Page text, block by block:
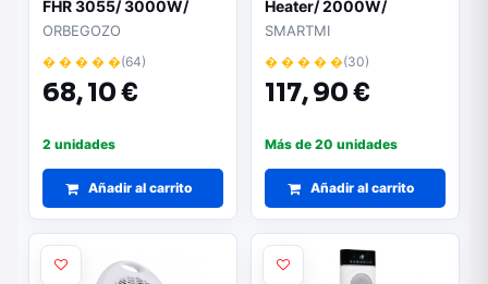
FHR 3055/ 3000W/
Temperatura Regulable
ORBEGOZO
� � � � �(64)
68,10 €
2 unidades
Añadir al carrito
Heater/ 2000W/
Control por APP
SMARTMI
� � � � �(30)
117,90 €
Más de 20 unidades
Añadir al carrito